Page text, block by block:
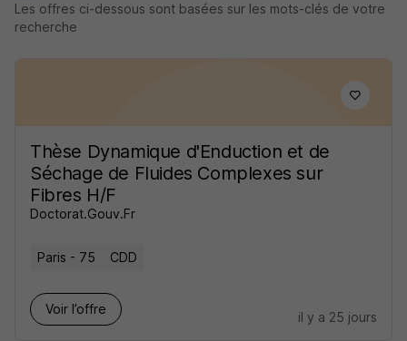
Les offres ci-dessous sont basées sur les mots-clés de votre
recherche
Thèse Dynamique d'Enduction et de
Séchage de Fluides Complexes sur
Fibres H/F
Doctorat.Gouv.Fr
Paris - 75 CDD
Voir l’offre
il y a 25 jours